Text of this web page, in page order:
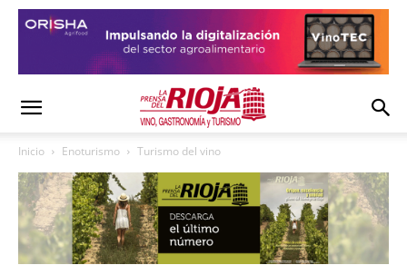
Inicio Enoturismo Turismo del vino